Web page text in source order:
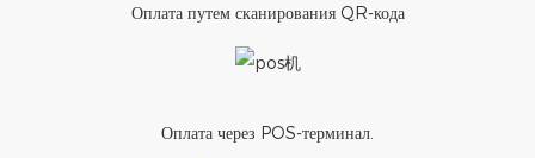
Оплата путем сканирования QR-кода
Оплата через POS-терминал.